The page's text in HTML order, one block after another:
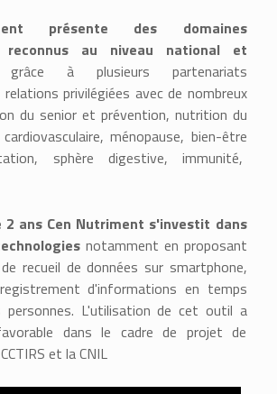
présente des domaines
reconnus au niveau national et
à plusieurs partenariats
privilégiées avec de nombreux
du senior et prévention, nutrition du
ménopause, bien-être
sphère digestive, immunité,
2 ans Cen Nutriment s'investit dans
notamment en proposant
recueil de données sur smartphone,
d'informations en temps
personnes. L'utilisation de cet outil a
dans le cadre de projet de
et la CNIL